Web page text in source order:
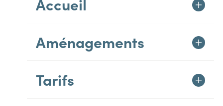
Aménagements
Tarifs